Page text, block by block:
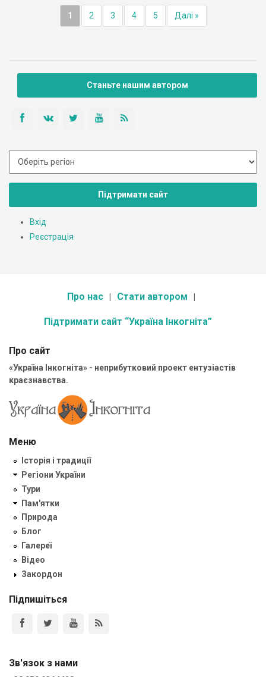
1 2 3 4 5 Далі »
Станьте нашим автором
Підтримати сайт
Вхід
Реєстрація
Про нас Стати автором
Підтримати сайт “Україна Інкогніта”
Про сайт
«Україна Інкогніта» - неприбутковий проект ентузіастів
краєзнавства.
Меню
Історія і традиції
Регіони України
Тури
Пам'ятки
Природа
Блог
Галереї
Відео
Закордон
Підпишіться
Зв'язок з нами